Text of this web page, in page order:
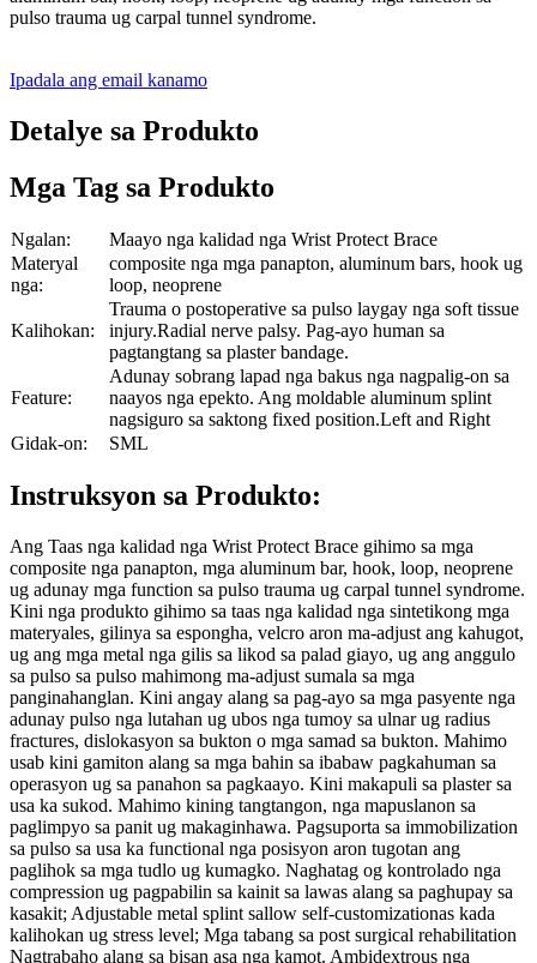
pulso trauma ug carpal tunnel syndrome.
Ipadala ang email kanamo
Detalye sa Produkto
Mga Tag sa Produkto
Ngalan:
Maayo nga kalidad nga Wrist Protect Brace
Materyal
nga:
composite nga mga panapton, aluminum bars, hook ug
loop, neoprene
Kalihokan:
Trauma o postoperative sa pulso laygay nga soft tissue
injury.Radial nerve palsy. Pag-ayo human sa
pagtangtang sa plaster bandage.
Feature:
Adunay sobrang lapad nga bakus nga nagpalig-on sa
naayos nga epekto. Ang moldable aluminum splint
nagsiguro sa saktong fixed position.Left and Right
Gidak-on:
SML
Instruksyon sa Produkto:
Ang Taas nga kalidad nga Wrist Protect Brace gihimo sa mga
composite nga panapton, mga aluminum bar, hook, loop, neoprene
ug adunay mga function sa pulso trauma ug carpal tunnel syndrome.
Kini nga produkto gihimo sa taas nga kalidad nga sintetikong mga
materyales, gilinya sa espongha, velcro aron ma-adjust ang kahugot,
ug ang mga metal nga gilis sa likod sa palad giayo, ug ang anggulo
sa pulso sa pulso mahimong ma-adjust sumala sa mga
panginahanglan. Kini angay alang sa pag-ayo sa mga pasyente nga
adunay pulso nga lutahan ug ubos nga tumoy sa ulnar ug radius
fractures, dislokasyon sa bukton o mga samad sa bukton. Mahimo
usab kini gamiton alang sa mga bahin sa ibabaw pagkahuman sa
operasyon ug sa panahon sa pagkaayo. Kini makapuli sa plaster sa
usa ka sukod. Mahimo kining tangtangon, nga mapuslanon sa
paglimpyo sa panit ug makaginhawa. Pagsuporta sa immobilization
sa pulso sa usa ka functional nga posisyon aron tugotan ang
paglihok sa mga tudlo ug kumagko. Naghatag og kontrolado nga
compression ug pagpabilin sa kainit sa lawas alang sa paghupay sa
kasakit; Adjustable metal splint sallow self-customizationas kada
kalihokan ug stress level; Mga tabang sa post surgical rehabilitation
Nagtrabaho alang sa bisan asa nga kamot. Ambidextrous nga